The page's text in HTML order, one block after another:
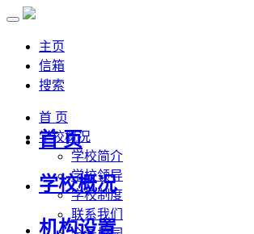
主页
信箱
搜索
首 页
学校概况
学校简介
学校领导
学校制度
联系我们
首 页
学校概况
机构设置